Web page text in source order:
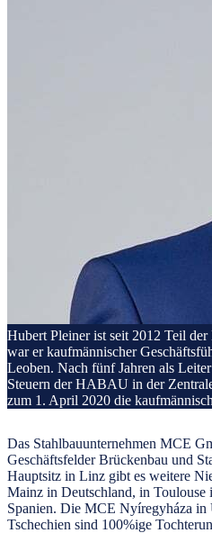
Hubert Pleiner ist seit 2012 Teil
war er kaufmännischer
Leoben. Nach fünf Jahren als
Steuern der HABAU in der
zum 1. April 2020 die
Das Stahlbauunternehmen MCE
Geschäftsfelder Brückenbau und
Hauptsitz in Linz gibt es weitere
Mainz in Deutschland, in
Spanien. Die MCE Nyíregyháza
Tschechien sind 100%ige